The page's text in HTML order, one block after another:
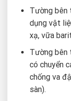
Tường bên
dụng vật
xạ, vữa
Tường bên
có chuyển
chống va
sàn).